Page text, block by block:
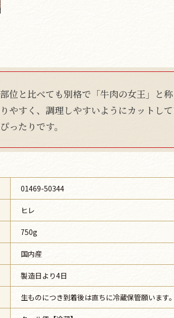
位と比べても別格で「牛肉の女王」と
やすく、調理しやすいようにカットし
ったりです。
01469-50344
ヒレ
750g
国内産
製造日より4日
生ものにつき到着後は直ちに冷蔵保管願います。